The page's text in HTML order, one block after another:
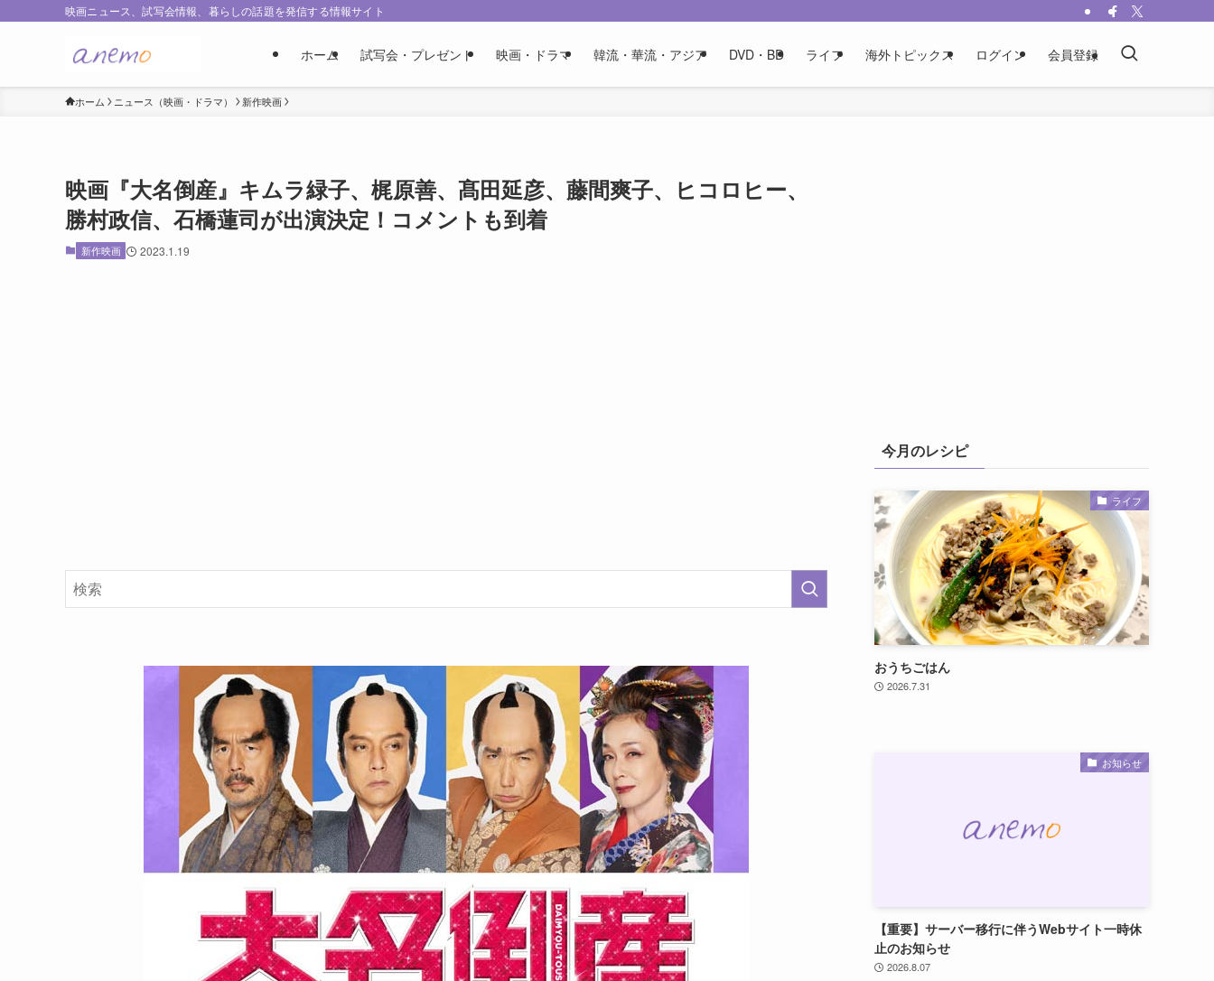
映画ニュース、試写会情報、暮らしの話題を発信する情報サイト
ホーム 試写会・プレゼント 映画・ドラマ 韓流・華流・アジア DVD・BD ライフ 海外トピックス ログイン 会員登録
ホーム ニュース（映画・ドラマ） 新作映画
映画『大名倒産』キムラ緑子、梶原善、髙田延彦、藤間爽子、ヒコロヒー、
勝村政信、石橋蓮司が出演決定！コメントも到着
新作映画 2023.1.19
今月のレシピ
ライフ
おうちごはん
2026.7.31
お知らせ
【重要】サーバー移行に伴うWebサイト一時休
止のお知らせ
2026.8.07